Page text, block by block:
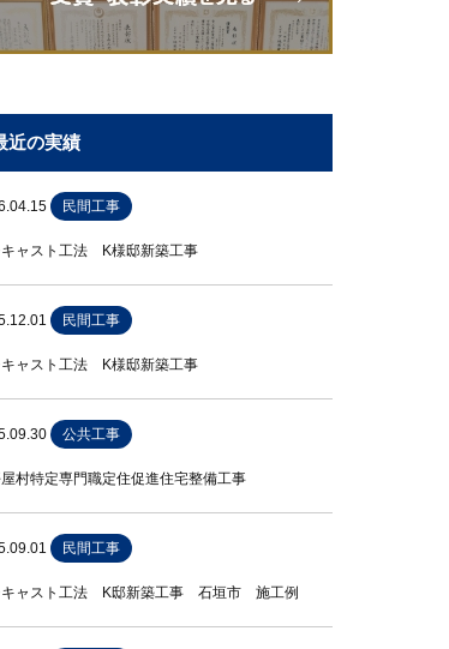
近の実績
民間工事
キャスト工法 K様邸新築工事
民間工事
キャスト工法 K様邸新築工事
公共工事
村特定専門職定住促進住宅整備工事
民間工事
キャスト工法 K邸新築工事 石垣市 施工例